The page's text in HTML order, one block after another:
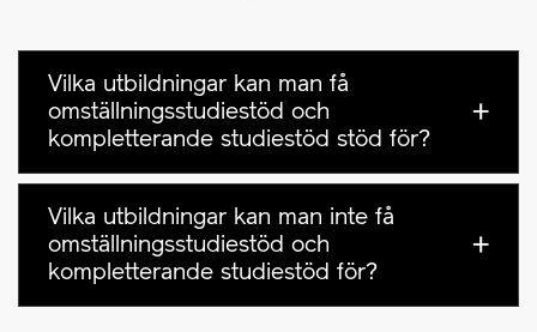
Vilka utbildningar kan man få
omställningsstudiestöd och
kompletterande studiestöd stöd för?
Vilka utbildningar kan man inte få
omställningsstudiestöd och
kompletterande studiestöd för?